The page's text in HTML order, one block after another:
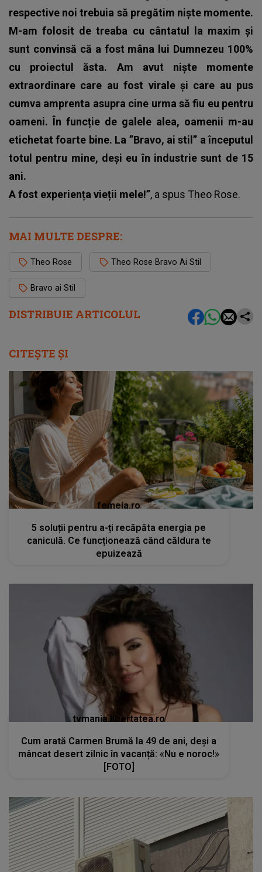
DISTRIBUIE ARTICOLUL
respective noi trebuia să pregătim niște momente.
M-am folosit de treaba cu cântatul la maxim și
sunt convinsă că a fost mâna lui Dumnezeu 100%
cu proiectul ăsta. Am avut niște momente
extraordinare care au fost virale și care au pus
cumva amprenta asupra cine urma să fiu eu pentru
oameni. În funcție de galele alea, oamenii m-au
etichetat foarte bine. La ”Bravo, ai stil” a începutul
totul pentru mine, deși eu în industrie sunt de 15
ani.
A fost experiența vieții mele!”, a spus Theo Rose.
MAI MULTE DESPRE:
Theo Rose Theo Rose Bravo Ai Stil
Bravo ai Stil
CITEȘTE ȘI
femeia.ro
5 soluții pentru a-ți recăpăta energia pe
caniculă. Ce funcționează când căldura te
epuizează
tvmania.libertatea.ro
Cum arată Carmen Brumă la 49 de ani, deși a
mâncat desert zilnic în vacanță: «Nu e noroc!»
[FOTO]